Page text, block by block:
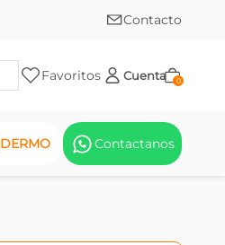
Contacto
Favoritos Cuenta 0
DERMO Contactanos